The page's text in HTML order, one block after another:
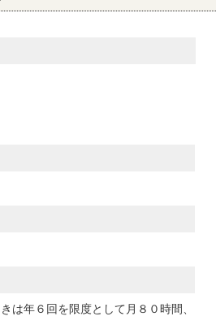
は年６回を限度として月８０時間、